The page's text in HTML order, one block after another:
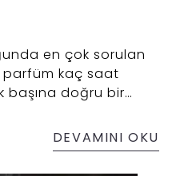
en çok sorulan
eder.
DEVAMINI OKU